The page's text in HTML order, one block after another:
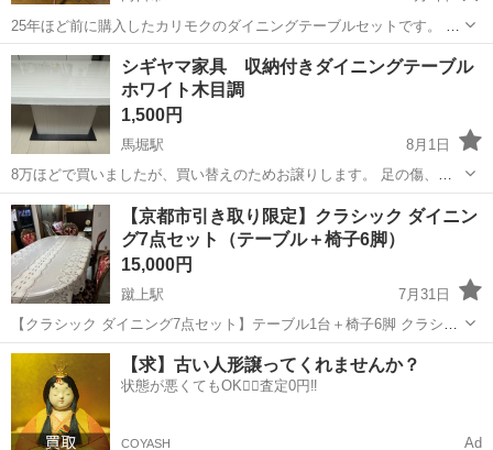
25年ほど前に購入したカリモクのダイニングテーブルセットです。 椅
子は4脚あります。 天板の一部剥がれやキズや色落ち、椅子は革張り
がやや剥がれていますはが、テーブルクロスや座布団をひいていれば
問題ないと思いますし、大切に...
京都 向日市 テーブル カリモク
シギヤマ家具 収納付きダイニングテーブル
ホワイト木目調
1,500円
馬堀駅
8月1日
8万ほどで買いましたが、買い替えのためお譲りします。 足の傷、天
板に複数の切り傷などありますが使用には問題なく、収納付きで造り
はしっかりしています。 台座と天板はネジで固定されており取り外し
できます。 取り外した状態で保...
京都 亀岡市 馬堀駅 テーブル ダイニング
【京都市引き取り限定】クラシック ダイニン
グ7点セット（テーブル＋椅子6脚）
15,000円
蹴上駅
7月31日
【クラシック ダイニング7点セット】テーブル1台＋椅子6脚 クラシッ
クデザインのダイニングセットです。 【セット内容】 * ダイニングテ
ーブル ×1 * ダイニングチェア ×6脚 【サイズ（約）】 * 長さ：200...
京都 京都市 蹴上駅 テーブル
【求】古い人形譲ってくれませんか？
状態が悪くてもOK🙆‍♀️査定0円‼️
COYASH Ad